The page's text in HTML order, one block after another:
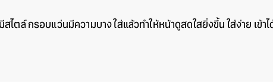
ตล์ กรอบแว่นมีความบาง ใส่แล้วทำให้หน้าดูสดใสยิ่งขึ้น ใส่ง่าย เข้